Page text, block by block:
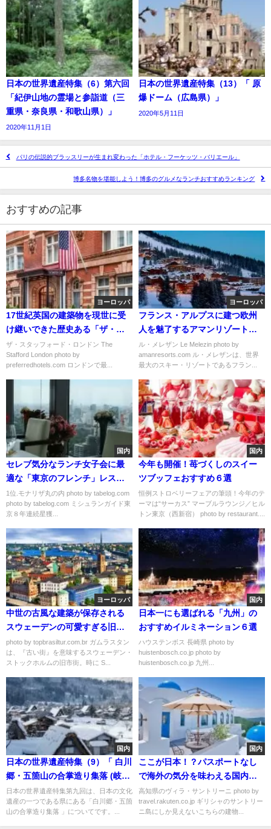
日本の世界遺産特集（6）第六回
「紀伊山地の霊場と参詣道（三
重県・奈良県・和歌山県）」
2020年11月1日
日本の世界遺産特集（13）「 原
爆ドーム（広島県）」
2020年5月11日
パリの伝説的ブラッスリーが生まれ変わった「ホテル・フーケッツ・バリエール」
博多名物を堪能しよう！博多のグルメなランチおすすめランキング
おすすめの記事
ヨーロッパ
17世紀英国の建築物を現世に受
け継いできた歴史ある「ザ・ス
タッフォード・ロンドン」
ザ・スタッフォード・ロンドン The
Stafford London photo by
preferredhotels.com ロンドンで最...
ヨーロッパ
フランス・アルプスに建つ欧州
人を魅了するアマンリゾート
「ル・メレザン」
ル・メレザン Le Melezin photo by
amanresorts.com ル・メレザンは、世界
最大のスキー・リゾートであるフラン...
国内
セレブ気分なランチ女子会に最
適な「東京のフレンチ」レスト
ランおすすめランキング
1位.モナリザ丸の内 photo by tabelog.com
photo by tabelog.com ミシュランガイド東
京８年連続星獲...
国内
今年も開催！苺づくしのスイー
ツブッフェおすすめ６選
恒例ストロベリーフェアの筆頭！今年のテ
ーマは“サーカス” マーブルラウンジ／ヒル
トン東京（西新宿） photo by restaurant....
ヨーロッパ
中世の古風な建築が保存される
スウェーデンの可愛すぎる旧市
街地「ガムラスタン」
photo by topbrasiltur.com.br ガムラスタン
は、『古い街』を意味するスウェーデン・
ストックホルムの旧市街。時に S...
国内
日本一にも選ばれる「九州」の
おすすめイルミネーション６選
ハウステンボス 長崎県 photo by
huistenbosch.co.jp photo by
huistenbosch.co.jp 九州...
国内
日本の世界遺産特集（9）「 白川
郷・五箇山の合掌造り集落 (岐阜
県・富山県) 」
日本の世界遺産特集第九回は、日本の文化
遺産の一つである県にある「白川郷・五箇
山の合掌造り集落 」についてです。...
国内
ここが日本！？パスポートなし
で海外の気分を味わえる国内ス
ポット5選
高知県のヴィラ・サントリーニ photo by
travel.rakuten.co.jp ギリシャのサントリー
ニ島にしか見えないこちらの建物...